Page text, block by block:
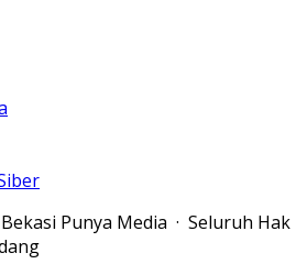
Punya Media · Seluruh Hak